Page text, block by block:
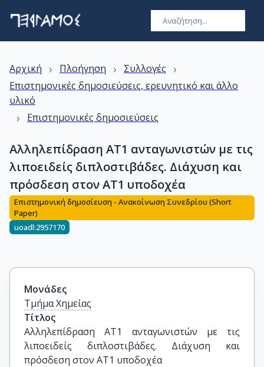
Αρχική › Πλοήγηση › Συλλογές ›
Επιστημονικές δημοσιεύσεις, ερευνητικό και άλλο
υλικό
› Επιστημονικές δημοσιεύσεις
Αλληλεπίδραση ΑΤ1 ανταγωνιστών με τις
λιποειδείς διπλοστιβάδες. Διάχυση και
πρόσδεση στον ΑΤ1 υποδοχέα
Επιστημονική δημοσίευση - Ανακοίνωση Συνεδρίου (Short
Paper)
uoadl:2957170
Μονάδες
Τμήμα Χημείας
Τίτλος
Αλληλεπίδραση ΑΤ1 ανταγωνιστών με τις
λιποειδείς διπλοστιβάδες. Διάχυση και
πρόσδεση στον ΑΤ1 υποδοχέα